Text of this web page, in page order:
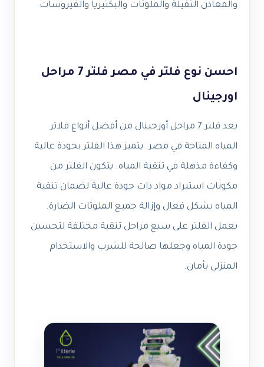
والمعادن الثقيلة والملوثات والبكتيريا والفيروسات.
احسن نوع فلتر في مصر فلتر 7 مراحل
اورجينال
يعد فلتر 7 مراحل أورجينال من أفضل أنواع فلاتر
المياه المتاحة في مصر. يتميز هذا الفلتر بجودة عالية
وكفاءة مذهلة في تنقية المياه. يتكون الفلتر من
مكونات استيراد مواد ذات جودة عالية لضمان تنقية
المياه بشكل فعال وإزالة جميع الملوثات الضارة.
يعمل الفلتر على سبع مراحل تنقية مختلفة لتحسين
جودة المياه وجعلها صالحة للشرب والاستخدام
المنزلي بأمان.